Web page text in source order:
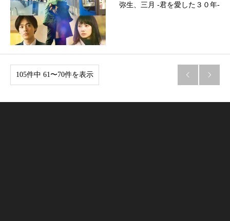
弥生、三月 -君を愛した３０年-
105件中 61〜70件を表示  